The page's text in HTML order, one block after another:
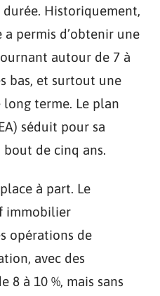
Historiquement,
permis d’obtenir une
autour de 7 à
bas, et surtout une
terme. Le plan
séduit pour sa
de cinq ans.
à part. Le
immobilier
opérations de
avec des
8 à 10 %, mais sans